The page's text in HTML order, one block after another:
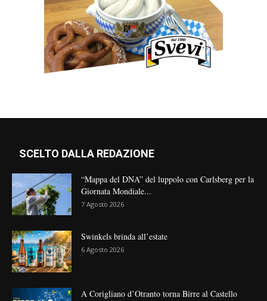
SCELTO DALLA REDAZIONE
“Mappa del DNA” del luppolo con Carlsberg per la
Giornata Mondiale...
7 Agosto 2026
Swinkels brinda all’estate
6 Agosto 2026
A Corigliano d’Otranto torna Birre al Castello